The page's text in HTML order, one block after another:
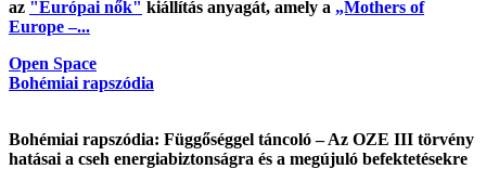
az "Európai nők" kiállítás anyagát, amely a „Mothers of
Europe –...
Open Space
Bohémiai rapszódia
Bohémiai rapszódia: Függőséggel táncoló – Az OZE III törvény
hatásai a cseh energiabiztonságra és a megújuló befektetésekre